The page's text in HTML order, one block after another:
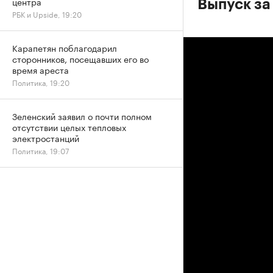
Выпуск
РБК и Upside, 19:20
Карапетян поблагодарил
сторонников, посещавших его во
время ареста
Политика, 19:20
Зеленский заявил о почти полном
отсутствии целых тепловых
электростанций
Политика, 19:07